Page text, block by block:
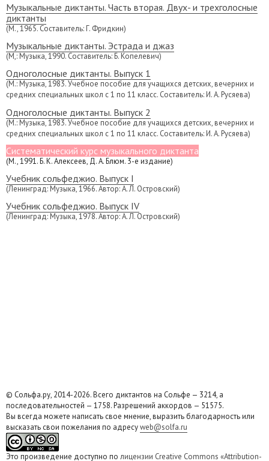
Музыкальные диктанты. Часть вторая. Двух- и трехголосные
диктанты
(М., 1965. Составитель: Г. Фридкин)
Музыкальные диктанты. Эстрада и джаз
(М,: Музыка, 1990. Составитель: Б. Копелевич)
Одноголосные диктанты. Выпуск 1
(М.: Музыка, 1983. Учебное пособие для учащихся детских, вечерних и
средних специальных школ с 1 по 11 класс. Составитель: И. А. Русяева)
Одноголосные диктанты. Выпуск 2
(М.: Музыка, 1983. Учебное пособие для учащихся детских, вечерних и
средних специальных школ с 1 по 11 класс. Составитель: И. А. Русяева)
Систематический курс музыкального диктанта
(М., 1991. Б. К. Алексеев, Д. А. Блюм. 3-е издание)
Учебник сольфеджио. Выпуск I
(Ленинград: Музыка, 1966. Автор: А. Л. Островский)
Учебник сольфеджио. Выпуск IV
(Ленинград: Музыка, 1978. Автор: А. Л. Островский)
© Сольфа.ру, 2014-2026. Всего диктантов на Сольфе — 3214, а
последовательностей — 1758. Разрешений аккордов — 51575.
Вы всегда можете написать свое мнение, выразить благодарность или
высказать свои пожелания по адресуweb@solfa.ru
Это произведение доступно по лицензии Creative Commons «Attribution-